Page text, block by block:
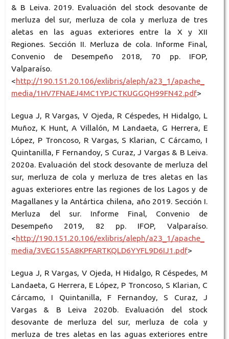
& B Leiva. 2019. Evaluación del stock desovante de
merluza del sur, merluza de cola y merluza de tres
aletas en las aguas exteriores entre la X y XII
Regiones. Sección II. Merluza de cola. Informe Final,
Convenio de Desempeño 2018, 70 pp. IFOP,
Valparaíso.
<http://190.151.20.106/exlibris/aleph/a23_1/apache_
media/1HV7FNAEJ4MC1YPJCTKUGGQH99FN42.pdf>
Legua J, R Vargas, V Ojeda, R Céspedes, H Hidalgo, L
Muñoz, K Hunt, A Villalón, M Landaeta, G Herrera, E
López, P Troncoso, R Vargas, S Klarian, C Cárcamo, I
Quintanilla, F Fernandoy, S Curaz, J Vargas & B Leiva.
2020a. Evaluación del stock desovante de merluza del
sur, merluza de cola y merluza de tres aletas en las
aguas exteriores entre las regiones de los Lagos y de
Magallanes y la Antártica chilena, año 2019. Sección I.
Merluza del sur. Informe Final, Convenio de
Desempeño 2019, 82 pp. IFOP, Valparaíso.
<http://190.151.20.106/exlibris/aleph/a23_1/apache_
media/3VEG155A8KPFARTKQLD6YYFL9D6IJ1.pdf>
Legua J, R Vargas, V Ojeda, H Hidalgo, R Céspedes, M
Landaeta, G Herrera, E López, P Troncoso, S Klarian, C
Cárcamo, I Quintanilla, F Fernandoy, S Curaz, J
Vargas & B Leiva 2020b. Evaluación del stock
desovante de merluza del sur, merluza de cola y
merluza de tres aletas en las aguas exteriores entre